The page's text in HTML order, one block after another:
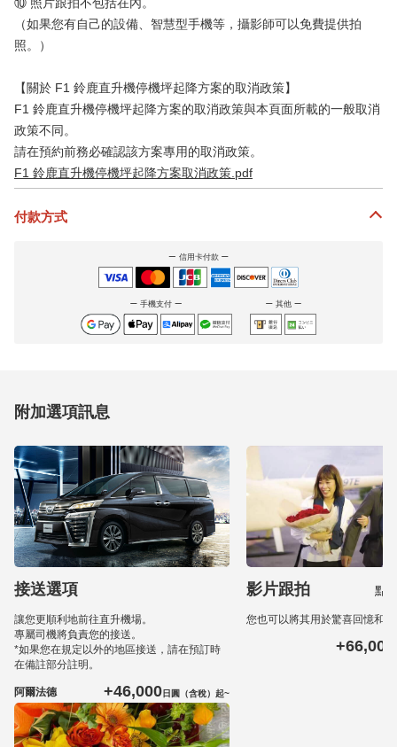
（如果您有自己的設備、智慧型手機等，攝影師可以免費提供拍
照。）
【關於 F1 鈴鹿直升機停機坪起降方案的取消政策】
F1 鈴鹿直升機停機坪起降方案的取消政策與本頁面所載的一般取消
政策不同。
請在預約前務必確認該方案專用的取消政策。
F1 鈴鹿直升機停機坪起降方案取消政策.pdf
付款方式
信用卡付款
手機支付 其他
附加選項訊息
接送選項
讓您更順利地前往直升機場。
專屬司機將負責您的接送。
*如果您在規定以外的地區接送，請在預訂時
在備註部分註明。
阿爾法德 +46,000日圓（含稅）起~
影片跟拍 點
您也可以將其用於驚喜回憶和
+66,000